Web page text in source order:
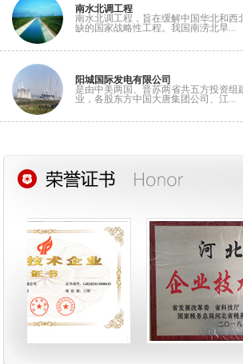
南水北调工程
南水北调工程，旨在缓解中国华北和西
缺的国家战略性工程。我国南涝北旱...
阳城国际发电有限公司
是由中美两国、晋苏两省共五方投资组
业，各股东方中国大唐集团公司、江...